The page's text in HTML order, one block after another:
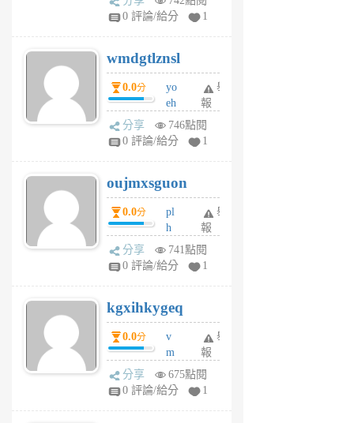
Jc
R
P
m
v
A
V
個
月
前
0 評論/給分
1
wmdgtlznsl
0.0分
yo
eh
ld
gy
個
月
前
舉
報
分享
746點閱
0 評論/給分
1
oujmxsguon
0.0分
pl
h
wi
w
6
個
月
前
舉
報
分享
741點閱
0 評論/給分
1
kgxihkygeq
0.0分
v
m
sg
sr
舉
報
分享
675點閱
0 評論/給分
1